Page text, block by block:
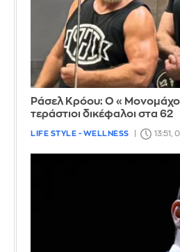
Ράσελ Κρόου: Ο
τεράστιοι δικέφαλοι στα 62
LIFE STYLE - WELLNESS 13:51,